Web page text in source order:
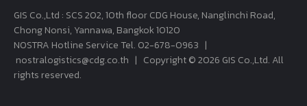
GIS Co.,Ltd : SCS 202, 10th floor CDG House, Nanglinchi Road,
Chong Nonsi, Yannawa, Bangkok 10120
NOSTRA Hotline Service Tel. 02-678-0963 |
nostralogistics@cdg.co.th | Copyright © 2026 GIS Co.,Ltd. All
rights reserved.